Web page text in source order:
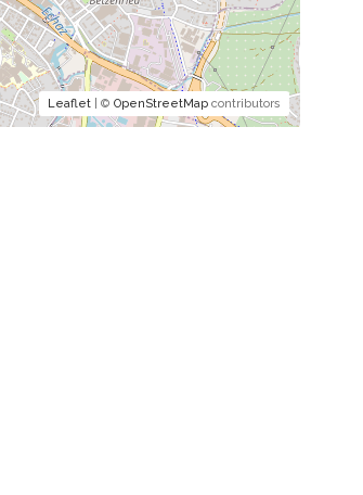
Leaflet| © OpenStreetMapcontributors